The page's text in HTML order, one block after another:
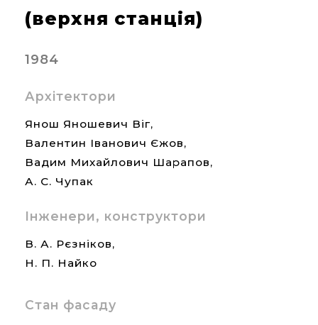
(верхня станція)
1984
Архітектори
Янош Яношевич Віг,
Валентин Іванович Єжов,
Вадим Михайлович Шарапов,
А. С. Чупак
Інженери, конструктори
В. А. Рєзніков,
Н. П. Найко
Стан фасаду